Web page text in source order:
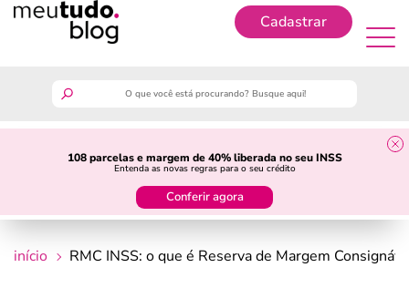
Cadastrar
108 parcelas e margem de 40% liberada no seu INSS
Entenda as novas regras para o seu crédito
Conferir agora
guia do trabalhador
início RMC INSS: o que é Reserva de Margem